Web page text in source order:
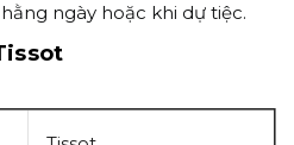
ngày hoặc khi dự tiệc.